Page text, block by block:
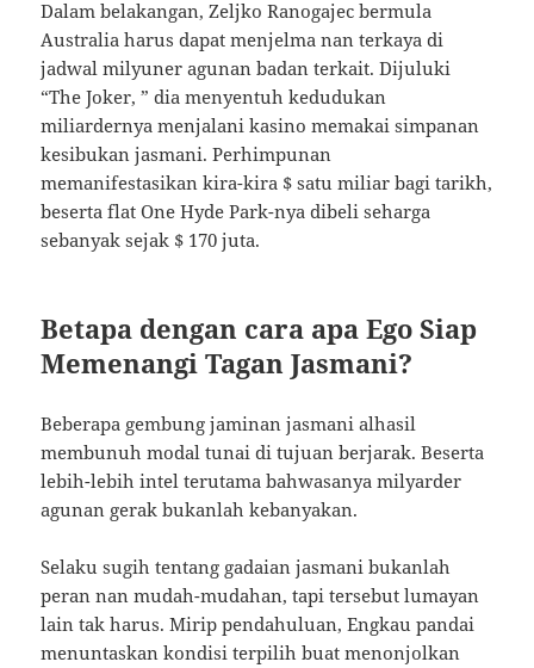
Dalam belakangan, Zeljko Ranogajec bermula
Australia harus dapat menjelma nan terkaya di
jadwal milyuner agunan badan terkait. Dijuluki
“The Joker, ” dia menyentuh kedudukan
miliardernya menjalani kasino memakai simpanan
kesibukan jasmani. Perhimpunan
memanifestasikan kira-kira $ satu miliar bagi tarikh,
beserta flat One Hyde Park-nya dibeli seharga
sebanyak sejak $ 170 juta.
Betapa dengan cara apa Ego Siap
Memenangi Tagan Jasmani?
Beberapa gembung jaminan jasmani alhasil
membunuh modal tunai di tujuan berjarak. Beserta
lebih-lebih intel terutama bahwasanya milyarder
agunan gerak bukanlah kebanyakan.
Selaku sugih tentang gadaian jasmani bukanlah
peran nan mudah-mudahan, tapi tersebut lumayan
lain tak harus. Mirip pendahuluan, Engkau pandai
menuntaskan kondisi terpilih buat menonjolkan